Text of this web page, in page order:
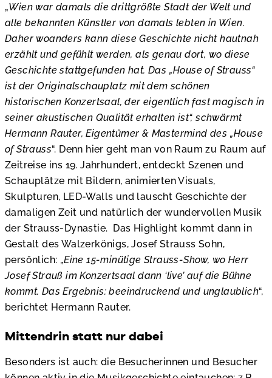
„Wien war damals die drittgrößte Stadt der Welt und
alle bekannten Künstler von damals lebten in Wien.
Daher woanders kann diese Geschichte nicht hautnah
erzählt und gefühlt werden, als genau dort, wo diese
Geschichte stattgefunden hat. Das „House of Strauss“
ist der Originalschauplatz mit dem schönen
historischen Konzertsaal, der eigentlich fast magisch in
seiner akustischen Qualität erhalten ist“, schwärmt
Hermann Rauter, Eigentümer & Mastermind des „House
of Strauss“. Denn hier geht man von Raum zu Raum auf
Zeitreise ins 19. Jahrhundert, entdeckt Szenen und
Schauplätze mit Bildern, animierten Visuals,
Skulpturen, LED-Walls und lauscht Geschichte der
damaligen Zeit und natürlich der wundervollen Musik
der Strauss-Dynastie. Das Highlight kommt dann in
Gestalt des Walzerkönigs, Josef Strauss Sohn,
persönlich: „Eine 15-minütige Strauss-Show, wo Herr
Josef Strauß im Konzertsaal dann ‘live’ auf die Bühne
kommt. Das Ergebnis: beeindruckend und unglaublich“,
berichtet Hermann Rauter.
Mittendrin statt nur dabei
Besonders ist auch: die Besucherinnen und Besucher